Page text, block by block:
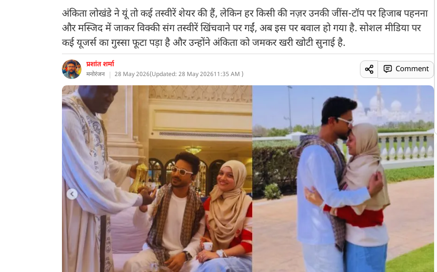
अंकिता लोखंडे ने यूं तो कई तस्वीरें शेयर की हैं, लेकिन हर किसी की नज़र उनकी जींस-टॉप पर हिजाब पहनना
और मस्जिद में जाकर विक्की संग तस्वीरें खिंचवाने पर गईं, अब इस पर बवाल हो गया है. सोशल मीडिया पर
कई यूजर्स का गुस्सा फूटा पड़ा है और उन्होंने अंकिता को जमकर खरी खोटी सुनाई है.
प्रशांत शर्मा
मनोरंजन 28 May 2026(Updated: 28 May 202611:35 AM )
Comment